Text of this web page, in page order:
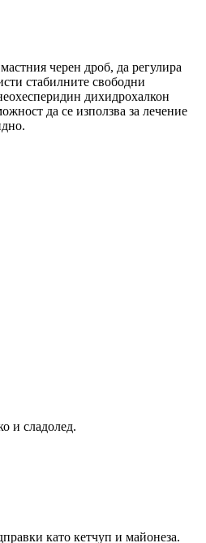
черен дроб, да регулира
стабилните свободни
дихидрохалкон
да се използва за лечение
и сладолед.
като кетчуп и майонеза.